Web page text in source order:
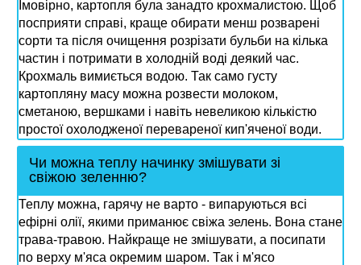
Імовірно, картопля була занадто крохмалистою. Щоб
посприяти справі, краще обирати менш розварені
сорти та після очищення розрізати бульби на кілька
частин і потримати в холодній воді деякий час.
Крохмаль вимиється водою. Так само густу
картопляну масу можна розвести молоком,
сметаною, вершками і навіть невеликою кількістю
простої охолодженої перевареної кип'яченої води.
Чи можна теплу начинку змішувати зі
свіжою зеленню?
Теплу можна, гарячу не варто - випаруються всі
ефірні олії, якими приманює свіжа зелень. Вона стане
трава-травою. Найкраще не змішувати, а посипати
по верху м'яса окремим шаром. Так і м'ясо